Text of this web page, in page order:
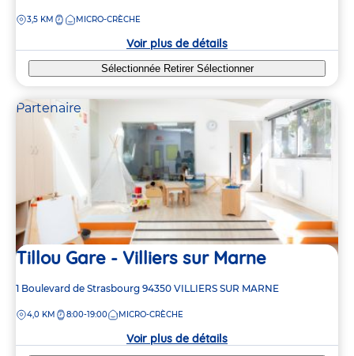
la
DISTANCE
3,5 KM MICRO-CRÈCHE
Voir plus de détails
Sélectionnée Retirer Sélectionner
Partenaire
Tillou Gare - Villiers sur Marne
Adresse
la
1 Boulevard de Strasbourg 94350 VILLIERS SUR MARNE
DISTANCE
4,0 KM 8:00-19:00 MICRO-CRÈCHE
Voir plus de détails